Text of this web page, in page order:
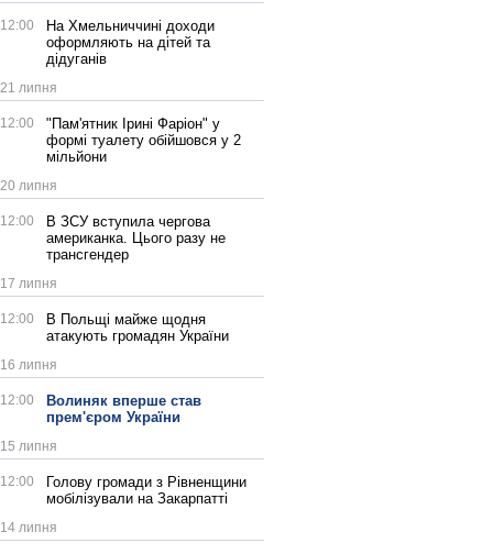
12:00
На Хмельниччині доходи
оформляють на дітей та
дідуганів
21 липня
12:00
"Пам'ятник Ірині Фаріон" у
формі туалету обійшовся у 2
мільйони
20 липня
12:00
В ЗСУ вступила чергова
американка. Цього разу не
трансгендер
17 липня
12:00
В Польщі майже щодня
атакують громадян України
16 липня
12:00
Волиняк вперше став
прем'єром України
15 липня
12:00
Голову громади з Рівненщини
мобілізували на Закарпатті
14 липня